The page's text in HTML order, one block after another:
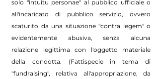
solo "intuitu personae" al pubblico ufficiale o
all'incaricato di pubblico servizio, ovvero
scaturito da una situazione "contra legem" o
evidentemente abusiva, senza alcuna
relazione legittima con l'oggetto materiale
della condotta. (Fattispecie in tema di
"fundraising", relativa all'appropriazione, da